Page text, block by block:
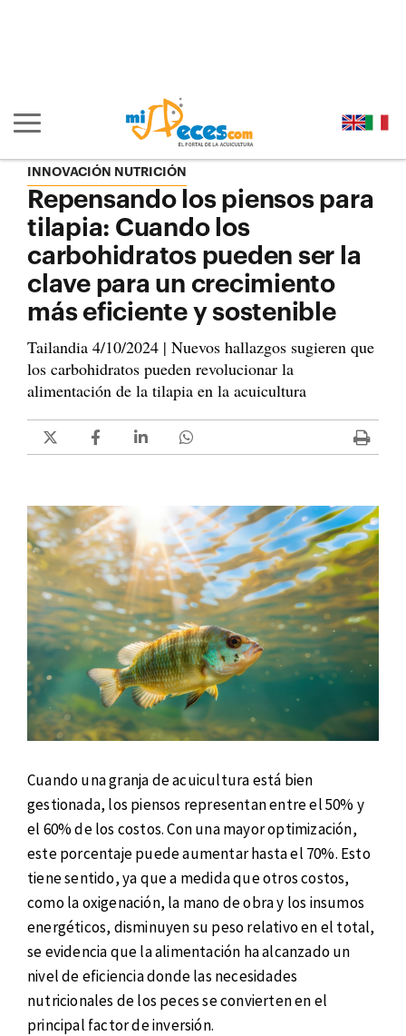
Mostrar/ocultar navegación principal
INNOVACIÓN NUTRICIÓN
Repensando los piensos para
tilapia: Cuando los
carbohidratos pueden ser la
clave para un crecimiento
más eficiente y sostenible
Tailandia 4/10/2024 | Nuevos hallazgos sugieren que
los carbohidratos pueden revolucionar la
alimentación de la tilapia en la acuicultura
Cuando una granja de acuicultura está bien
gestionada, los piensos representan entre el 50% y
el 60% de los costos. Con una mayor optimización,
este porcentaje puede aumentar hasta el 70%. Esto
tiene sentido, ya que a medida que otros costos,
como la oxigenación, la mano de obra y los insumos
energéticos, disminuyen su peso relativo en el total,
se evidencia que la alimentación ha alcanzado un
nivel de eficiencia donde las necesidades
nutricionales de los peces se convierten en el
principal factor de inversión.